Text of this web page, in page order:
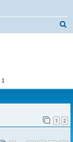
1
1 2